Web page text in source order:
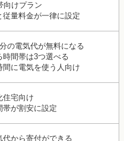
向けプラン
従量料金が一律に設定
の電気代が無料になる
時間帯は3つ選べる
間に電気を使う人向け
住宅向け
帯が割安に設定
代から寄付ができる